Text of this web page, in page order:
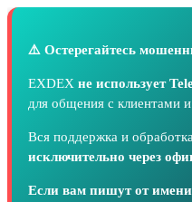
⚠️ Остерегайтесь
EXDEX не использует
для общения с клиентами
Вся поддержка и
исключительно через
Если вам пишут от